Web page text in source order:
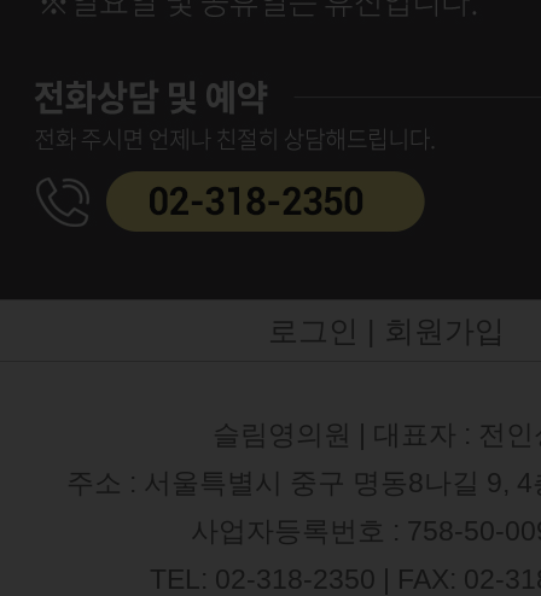
로그인 | 회원가입
슬림영의원 | 대표자 : 전인
주소 : 서울특별시 중구 명동8나길 9,
사업자등록번호 : 758-50-
TEL: 02-318-2350 | FAX: 02-